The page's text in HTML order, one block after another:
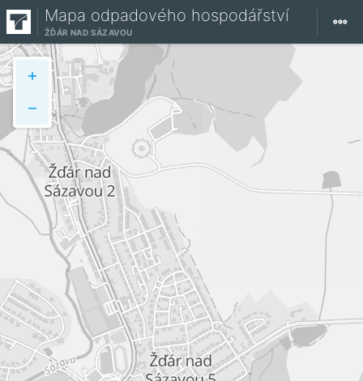
Mapa odpadového hospodářství
ŽĎÁR NAD SÁZAVOU